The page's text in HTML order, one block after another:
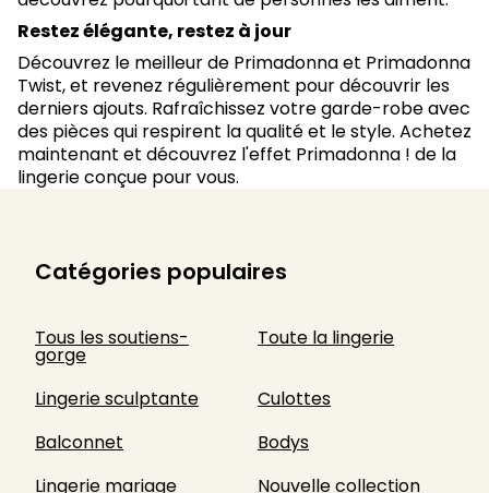
Restez élégante, restez à jour
Découvrez le meilleur de Primadonna et Primadonna
Twist, et revenez régulièrement pour découvrir les
derniers ajouts. Rafraîchissez votre garde-robe avec
des pièces qui respirent la qualité et le style. Achetez
maintenant et découvrez l'effet Primadonna ! de la
lingerie conçue pour vous.
Catégories populaires
Tous les soutiens-
gorge
Toute la lingerie
Lingerie sculptante
Culottes
Balconnet
Bodys
Lingerie mariage
Nouvelle collection